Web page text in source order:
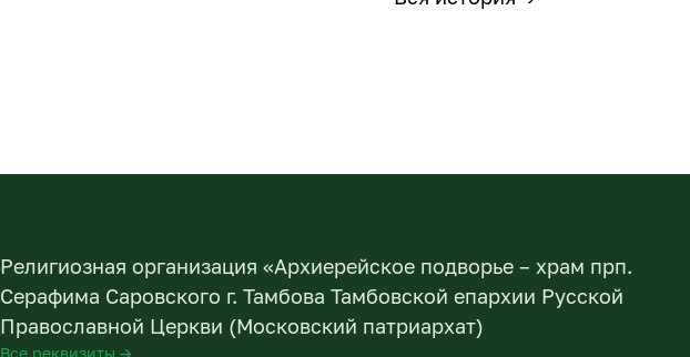
Религиозная организация «Архиерейское подворье – храм прп.
Серафима Саровского г. Тамбова Тамбовской епархии Русской
Православной Церкви (Московский патриархат)
Все реквизиты →